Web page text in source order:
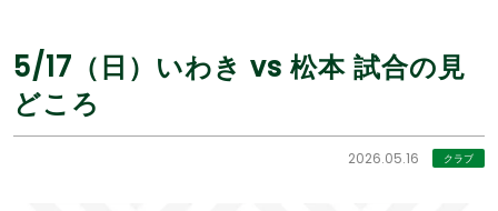
5/17（日）いわき vs 松本 試合の見
どころ
2026.05.16 クラブ